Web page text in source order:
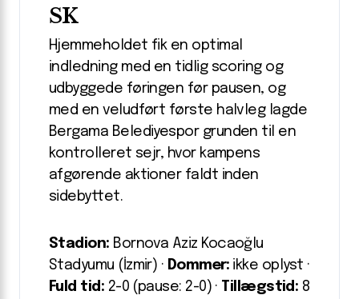
SK
Hjemmeholdet fik en optimal
indledning med en tidlig scoring og
udbyggede føringen før pausen, og
med en veludført første halvleg lagde
Bergama Belediyespor grunden til en
kontrolleret sejr, hvor kampens
afgørende aktioner faldt inden
sidebyttet.
Stadion: Bornova Aziz Kocaoğlu
Stadyumu (İzmir) · Dommer:ikke oplyst ·
Fuld tid: 2-0 (pause: 2-0) · Tillægstid: 8